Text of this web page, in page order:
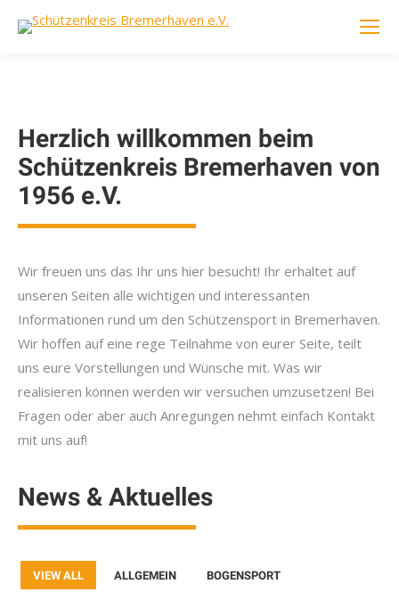
Herzlich willkommen beim
Schützenkreis Bremerhaven von
1956 e.V.
Wir freuen uns das Ihr uns hier besucht! Ihr erhaltet auf
unseren Seiten alle wichtigen und interessanten
Informationen rund um den Schützensport in Bremerhaven.
Wir hoffen auf eine rege Teilnahme von eurer Seite, teilt
uns eure Vorstellungen und Wünsche mit. Was wir
realisieren können werden wir versuchen umzusetzen! Bei
Fragen oder aber auch Anregungen nehmt einfach Kontakt
mit uns auf!
News & Aktuelles
VIEW ALL ALLGEMEIN BOGENSPORT